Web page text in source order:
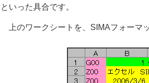
といった具合です。
上のワークシートを、SIMAフォーマ